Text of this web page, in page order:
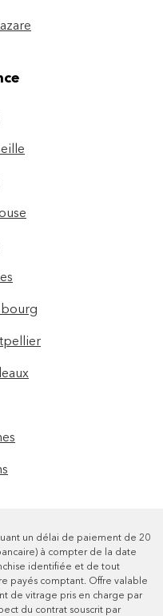
un délai de paiement de 20
à compter de la date
identifiée et de tout
payés comptant. Offre valable
de vitrage pris en charge par
du contrat souscrit par